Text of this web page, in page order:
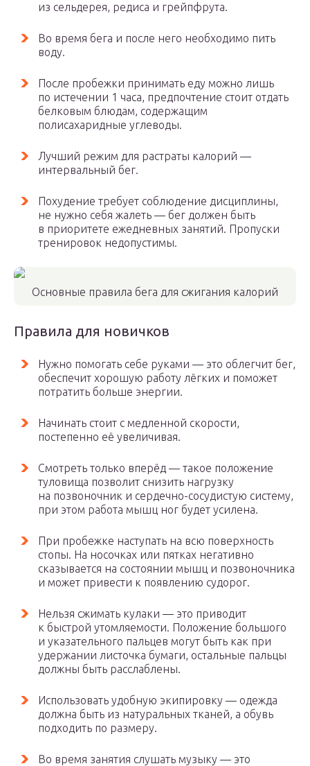
из сельдерея, редиса и грейпфрута.
Во время бега и после него необходимо пить
воду.
После пробежки принимать еду можно лишь
по истечении 1 часа, предпочтение стоит отдать
белковым блюдам, содержащим
полисахаридные углеводы.
Лучший режим для растраты калорий —
интервальный бег.
Похудение требует соблюдение дисциплины,
не нужно себя жалеть — бег должен быть
в приоритете ежедневных занятий. Пропуски
тренировок недопустимы.
Основные правила бега для сжигания калорий
Правила для новичков
Нужно помогать себе руками — это облегчит бег,
обеспечит хорошую работу лёгких и поможет
потратить больше энергии.
Начинать стоит с медленной скорости,
постепенно её увеличивая.
Смотреть только вперёд — такое положение
туловища позволит снизить нагрузку
на позвоночник и сердечно-сосудистую систему,
при этом работа мышц ног будет усилена.
При пробежке наступать на всю поверхность
стопы. На носочках или пятках негативно
сказывается на состоянии мышц и позвоночника
и может привести к появлению судорог.
Нельзя сжимать кулаки — это приводит
к быстрой утомляемости. Положение большого
и указательного пальцев могут быть как при
удержании листочка бумаги, остальные пальцы
должны быть расслаблены.
Использовать удобную экипировку — одежда
должна быть из натуральных тканей, а обувь
подходить по размеру.
Во время занятия слушать музыку — это